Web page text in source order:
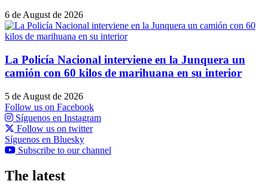
6 de August de 2026
La Policía Nacional interviene en la Junquera un
camión con 60 kilos de marihuana en su interior
5 de August de 2026
Follow us on Facebook
Síguenos en Instagram
Follow us on twitter
Síguenos en Bluesky
Subscribe to our channel
The latest